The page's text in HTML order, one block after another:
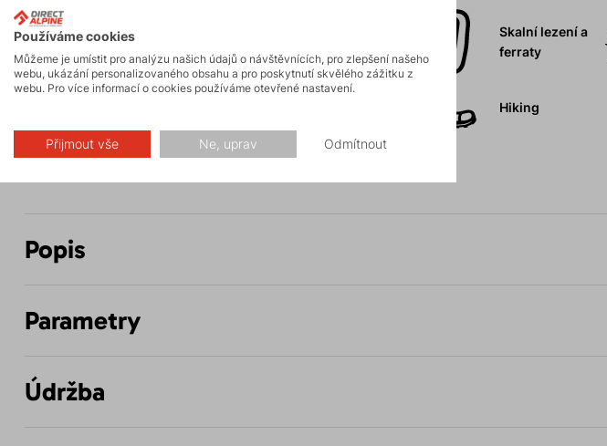
Skialpinismus
Skalní lezení a
ferraty
Trail running
Hiking
Popis
Parametry
Údržba
Používáme cookies
Můžeme je umístit pro analýzu našich údajů o návštěvnících, pro zlepšení našeho
webu, ukázání personalizovaného obsahu a pro poskytnutí skvělého zážitku z
webu. Pro více informací o cookies používáme otevřené nastavení.
Přijmout vše Ne, uprav Odmítnout